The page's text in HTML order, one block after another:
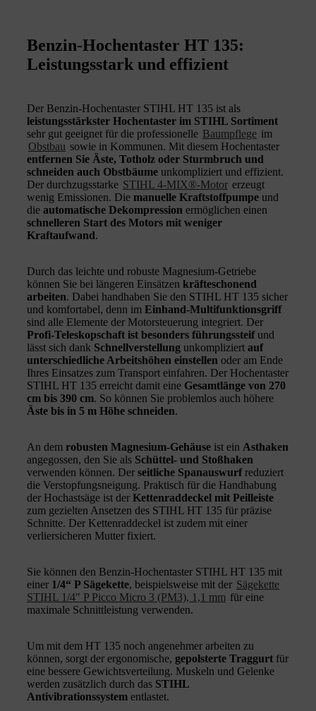
Benzin-Hochentaster HT 135:
Leistungsstark und effizient
Der Benzin-Hochentaster STIHL HT 135 ist als
leistungsstärkster Hochentaster im STIHL Sortiment
sehr gut geeignet für die professionelle Baumpflege im
Obstbau sowie in Kommunen. Mit diesem Hochentaster
entfernen Sie Äste, Totholz oder Sturmbruch und
schneiden auch Obstbäume unkompliziert und effizient.
Der durchzugsstarke STIHL 4-MIX®-Motor erzeugt
wenig Emissionen. Die manuelle Kraftstoffpumpe und
die automatische Dekompression ermöglichen einen
schnelleren Start des Motors mit weniger
Kraftaufwand.
Durch das leichte und robuste Magnesium-Getriebe
können Sie bei längeren Einsätzen kräfteschonend
arbeiten. Dabei handhaben Sie den STIHL HT 135 sicher
und komfortabel, denn im Einhand-Multifunktionsgriff
sind alle Elemente der Motorsteuerung integriert. Der
Profi-Teleskopschaft ist besonders führungssteifund
lässt sich dank Schnellverstellung unkompliziert auf
unterschiedliche Arbeitshöhen einstellen oder am Ende
Ihres Einsatzes zum Transport einfahren. Der Hochentaster
STIHL HT 135 erreicht damit eine Gesamtlänge von 270
cm bis 390 cm. So können Sie problemlos auch höhere
Äste bis in 5 m Höhe schneiden.
An dem robusten Magnesium-Gehäuse ist ein Asthaken
angegossen, den Sie als Schüttel- und Stoßhaken
verwenden können. Der seitliche Spanauswurfreduziert
die Verstopfungsneigung. Praktisch für die Handhabung
der Hochastsäge ist der Kettenraddeckel mit Peilleiste
zum gezielten Ansetzen des STIHL HT 135 für präzise
Schnitte. Der Kettenraddeckel ist zudem mit einer
verliersicheren Mutter fixiert.
Sie können den Benzin-Hochentaster STIHL HT 135 mit
einer 1/4“ P Sägekette, beispielsweise mit der Sägekette
STIHL 1/4" P Picco Micro 3 (PM3), 1,1 mm für eine
maximale Schnittleistung verwenden.
Um mit dem HT 135 noch angenehmer arbeiten zu
können, sorgt der ergonomische, gepolsterte Traggurt für
eine bessere Gewichtsverteilung. Muskeln und Gelenke
werden zusätzlich durch das STIHL
Antivibrationssystem entlastet.